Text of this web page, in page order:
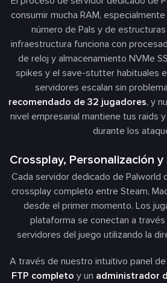
consumir mucha RAM,
número de Pals y de
infraestructura funciona con
de reloj y almacenamiento NVMe
spikes y el save-stutter habituales
servidores escalan sin
recomendado de 32 jugadores, y
nivel empresarial mantiene tus raids
durante los
Crossplay, Personalización
Cada servidor dedicado de Palworld
crossplay completo entre Steam,
desde el primer momento. Los
plataforma se conectan a
servidores del juego utilizando la
A través de nuestro intuitivo panel
FTP completo y un administrador